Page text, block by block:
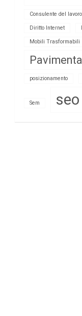
Consulente del lavoro
Diritto Internet
Mobili Trasformabili
posizionamento
Sem seo